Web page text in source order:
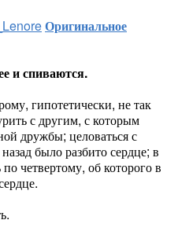
Оригинальное
и спиваются.
гипотетически, не так
с другим, с которым
дружбы; целоваться с
было разбито сердце; в
четвертому, об которого в